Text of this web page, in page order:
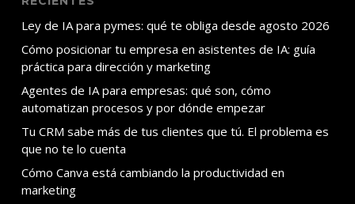
Ley de IA para pymes: qué te obliga desde agosto 2026
Cómo posicionar tu empresa en asistentes de IA: guía
práctica para dirección y marketing
Agentes de IA para empresas: qué son, cómo
automatizan procesos y por dónde empezar
Tu CRM sabe más de tus clientes que tú. El problema es
que no te lo cuenta
Cómo Canva está cambiando la productividad en
marketing